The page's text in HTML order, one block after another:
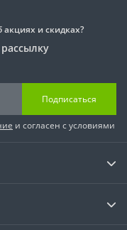
акциях и скидках?
Подписаться
и согласен с условиями